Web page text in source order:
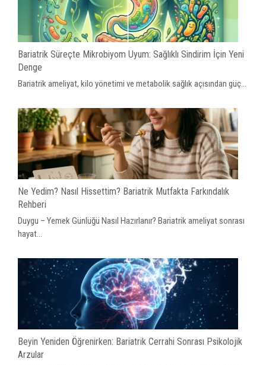
Bariatrik Süreçte Mikrobiyom Uyum: Sağlıklı Sindirim İçin Yeni
Denge
Bariatrik ameliyat, kilo yönetimi ve metabolik sağlık açısından güç...
Ne Yedim? Nasıl Hissettim? Bariatrik Mutfakta Farkındalık
Rehberi
Duygu – Yemek Günlüğü Nasıl Hazırlanır? Bariatrik ameliyat sonrası
hayat...
Beyin Yeniden Öğrenirken: Bariatrik Cerrahi Sonrası Psikolojik
Arzular